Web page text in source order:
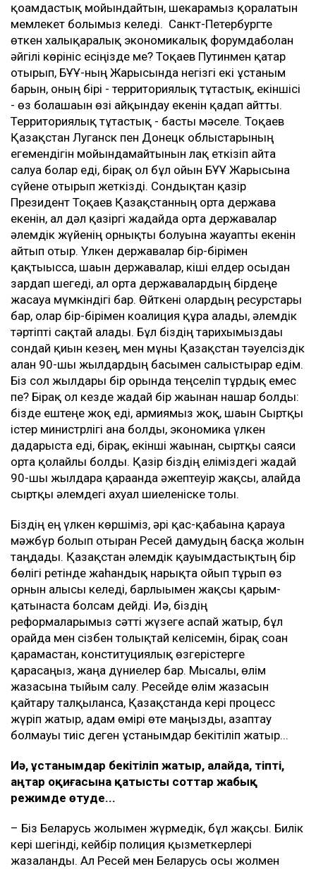
қоғамдастық мойындайтын, шекарамыз қорғалатын
мемлекет болғымыз келеді. Санкт-Петербургте
өткен халықаралық экономикалық форумдаболған
әйгілі көрініс есіңізде ме? Тоқаев Путинмен қатар
отырып, БҰҰ-ның Жарғысында негізгі екі ұстаным
барын, оның бірі - территориялық тұтастық, екіншісі
- өз болашағын өзі айқындау екенін қадап айтты.
Территориялық тұтастық - басты мәселе. Тоқаев
Қазақстан Луганск пен Донецк облыстарының
егемендігін мойындамайтынын лақ еткізіп айта
салуға болар еді, бірақ ол бұл ойын БҰҰ Жарғысына
сүйене отырып жеткізді. Сондықтан қазір
Президент Тоқаев Қазақстанның орта держава
екенін, ал дәл қазіргі жағдайда орта державалар
әлемдік жүйенің орнықты болуына жауапты екенін
айтып отыр. Үлкен державалар бір-бірімен
қақтығысса, шағын державалар, кіші елдер осыдан
зардап шегеді, ал орта державалардың бірдеңе
жасауға мүмкіндігі бар. Өйткені олардың ресурстары
бар, олар бір-бірімен коалиция құра алады, әлемдік
тәртіпті сақтай алады. Бұл біздің тарихымыздағы
сондай қиын кезең, мен мұны Қазақстан тәуелсіздік
алған 90-шы жылдардың басымен салыстырар едім.
Біз сол жылдары бір орында теңселіп тұрдық емес
пе? Бірақ ол кезде жағдай бір жағынан нашар болды:
бізде ештеңе жоқ еді, армиямыз жоқ, шағын Сыртқы
істер министрлігі ғана болды, экономика үлкен
дағдарыста еді, бірақ, екінші жағынан, сыртқы саяси
орта қолайлы болды. Қазір біздің еліміздегі жағдай
90-шы жылдарға қарағанда әжептеуір жақсы, алайда
сыртқы әлемдегі ахуал шиеленіске толы.
Біздің ең үлкен көршіміз, әрі қас-қабағына қарауға
мәжбүр болып отырған Ресей дамудың басқа жолын
таңдады. Қазақстан әлемдік қауымдастықтың бір
бөлігі ретінде жаһандық нарықта ойып тұрып өз
орнын алғысы келеді, барлығымен жақсы қарым-
қатынаста болсам дейді. Иә, біздің
реформаларымыз сәтті жүзеге аспай жатыр, бұл
орайда мен сізбен толықтай келісемін, бірақ соған
қарамастан, конституциялық өзгерістерге
қарасаңыз, жаңа дүниелер бар. Мысалы, өлім
жазасына тыйым салу. Ресейде өлім жазасын
қайтару талқыланса, Қазақстанда кері процесс
жүріп жатыр, адам өмірі өте маңызды, азаптау
болмауы тиіс деген ұстанымдар бекітіліп жатыр...
Иә, ұстанымдар бекітіліп жатыр, алайда, тіпті,
Қаңтар оқиғасына қатысты соттар жабық
режимде өтуде...
– Біз Беларусь жолымен жүрмедік, бұл жақсы. Билік
кері шегінді, кейбір полиция қызметкерлері
жазаланды. Ал Ресей мен Беларусь осы жолмен